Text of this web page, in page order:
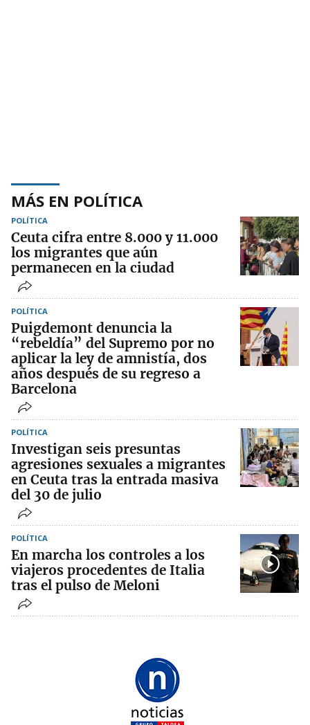
MÁS EN POLÍTICA
POLÍTICA
Ceuta cifra entre 8.000 y 11.000
los migrantes que aún
permanecen en la ciudad
POLÍTICA
Puigdemont denuncia la
“rebeldía” del Supremo por no
aplicar la ley de amnistía, dos
años después de su regreso a
Barcelona
POLÍTICA
Investigan seis presuntas
agresiones sexuales a migrantes
en Ceuta tras la entrada masiva
del 30 de julio
POLÍTICA
En marcha los controles a los
viajeros procedentes de Italia
tras el pulso de Meloni